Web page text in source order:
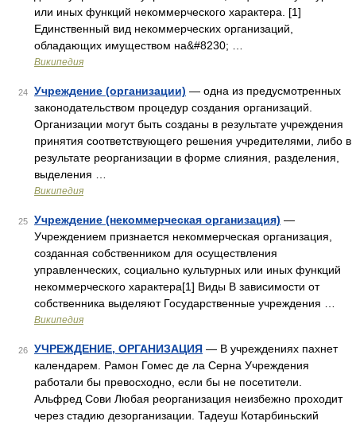
или иных функций некоммерческого характера. [1]
Единственный вид некоммерческих организаций,
обладающих имуществом на&#8230; …
Википедия
24 Учреждение (организации) — одна из предусмотренных
законодательством процедур создания организаций.
Организации могут быть созданы в результате учреждения
принятия соответствующего решения учредителями, либо в
результате реорганизации в форме слияния, разделения,
выделения …
Википедия
25 Учреждение (некоммерческая организация) —
Учреждением признается некоммерческая организация,
созданная собственником для осуществления
управленческих, социально культурных или иных функций
некоммерческого характера[1] Виды В зависимости от
собственника выделяют Государственные учреждения …
Википедия
26 УЧРЕЖДЕНИЕ, ОРГАНИЗАЦИЯ — В учреждениях пахнет
календарем. Рамон Гомес де ла Серна Учреждения
работали бы превосходно, если бы не посетители.
Альфред Сови Любая реорганизация неизбежно проходит
через стадию дезорганизации. Тадеуш Котарбиньский